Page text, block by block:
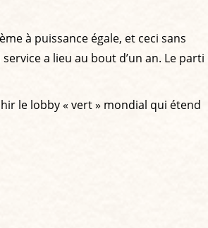
à puissance égale, et ceci sans
a lieu au bout d’un an. Le parti
le lobby « vert » mondial qui étend